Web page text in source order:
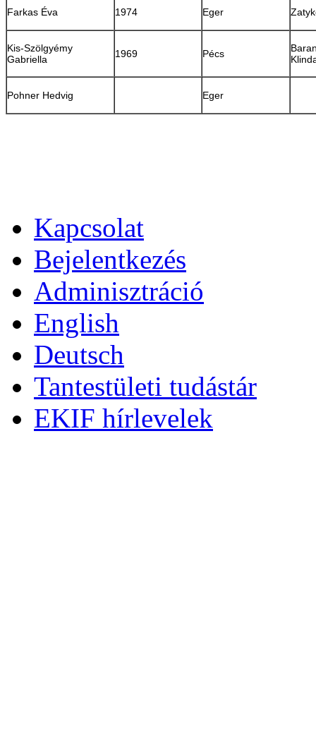
Farkas Éva 1974 Eger
Kis-Szölgyémy
Gabriella
1969 Pécs
Pohner Hedvig Eger
Kapcsolat
Bejelentkezés
Adminisztráció
English
Deutsch
Tantestületi tudástár
EKIF hírlevelek